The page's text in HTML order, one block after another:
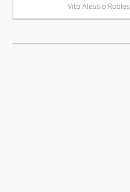
Vito Alessio Robles